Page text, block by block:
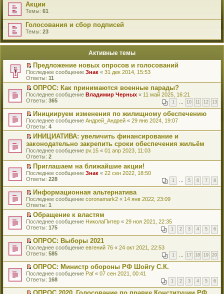
Акции
Темы: 61
Голосования и сбор подписей
Темы: 23
Активные темы
П
е
р
е
й
т
к
п
е
р
в
о
м
у
н
е
п
р
ч
и
т
а
н
н
о
у
с
о
о
б
щ
е
н
и
ю
Предложение новых опросов и голосований
Последнее сообщение Знак « 31 дек 2014, 15:53
Ответы: 11
П
е
е
й
т
и
к
е
р
в
о
м
у
н
е
п
р
о
ч
и
т
а
н
н
о
м
у
с
о
о
щ
ОПРОС: Как принимаются военные парады?
Последнее сообщение Владимир Черных « 11 май 2025, 16:21
Ответы: 365 1 … 10 11 12 13
П
е
р
е
й
т
и
к
е
р
о
м
у
н
е
п
р
ч
и
т
а
н
н
о
м
у
Инициируем изменения по жилищному обеспечению
Последнее сообщение Андрей_Андрей « 29 янв 2024, 19:07
Ответы: 4
П
е
р
е
й
т
и
п
е
р
в
о
м
у
н
е
п
р
о
ч
и
т
а
н
ИНИЦИАТИВА: увеличить финансирование и
законодательно закрепить сроки обеспечения жильём
Последнее сообщение pv.15 « 01 апр 2023, 11:03
Ответы: 2
П
е
е
й
т
и
к
п
е
р
в
о
м
у
н
е
п
р
ч
Приглашаем на ближайшие акции!
Последнее сообщение Знак « 22 сен 2022, 18:50
Ответы: 228 1 … 5 6 7 8
П
е
р
е
й
т
к
п
е
р
в
о
м
у
н
Информационная альтернатива
Последнее сообщение coronamark2 « 14 янв 2022, 23:09
Ответы: 1
П
е
е
й
т
и
к
п
е
р
в
о
Обращение к властям
Последнее сообщение НиколаПитер « 29 ноя 2021, 22:35
Ответы: 175 1 2 3 4 5 6
П
е
е
й
т
и
к
ОПРОС: Выборы 2021
Последнее сообщение евгений 76 « 24 окт 2021, 22:53
Ответы: 585 1 … 17 18 19 20
П
е
е
ОПРОС: Министр обороны РФ Шойгу С.К.
Последнее сообщение Paf « 07 сен 2021, 00:41
Ответы: 168 1 2 3 4 5 6